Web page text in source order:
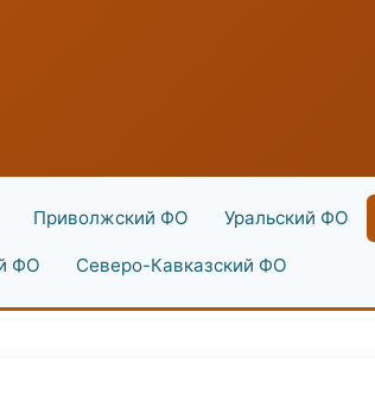
Приволжский ФО Уральский ФО
ФО Северо-Кавказский ФО